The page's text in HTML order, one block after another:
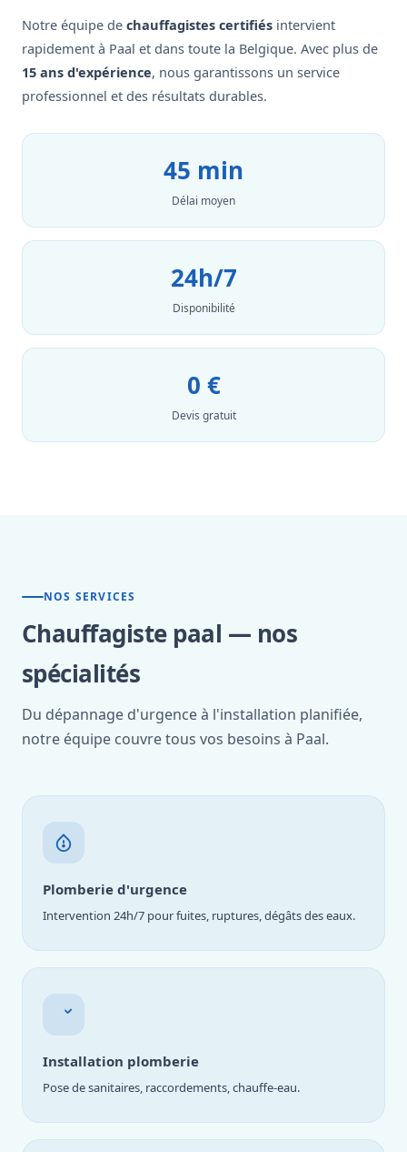
Notre équipe de chauffagistes certifiés intervient
rapidement à Paal et dans toute la Belgique. Avec plus de
15 ans d'expérience, nous garantissons un service
professionnel et des résultats durables.
45 min
Délai moyen
24h/7
Disponibilité
0 €
Devis gratuit
NOS SERVICES
Chauffagiste paal — nos
spécialités
Du dépannage d'urgence à l'installation planifiée,
notre équipe couvre tous vos besoins à Paal.
Plomberie d'urgence
Intervention 24h/7 pour fuites, ruptures, dégâts des eaux.
Installation plomberie
Pose de sanitaires, raccordements, chauffe-eau.